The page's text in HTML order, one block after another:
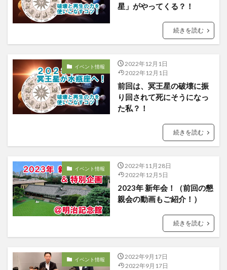
星」がやってくる？！
続きを読む
イベント情報
2022年12月1日
2022年12月1日
前回は、冥王星の破壊に振
り回されて死にそうになっ
た私？！
続きを読む
イベント情報
2022年11月28日
2022年12月5日
2023年 新年会！（前回の懇
親会の動画もご紹介！）
続きを読む
イベント情報
2022年9月17日
2022年9月17日